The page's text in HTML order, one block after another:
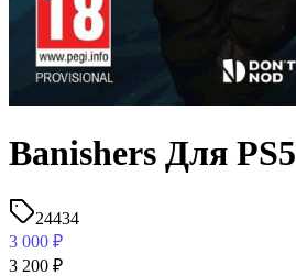
Banishers Для PS5
24434
3 000 ₽
3 200 ₽